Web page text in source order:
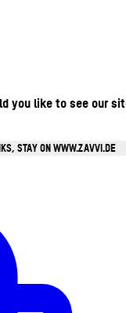
you like to see our
STAY ON WWW.ZAVVI.DE